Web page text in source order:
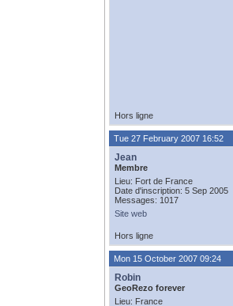
Hors ligne
Tue 27 February 2007 16:52
Jean
Membre
Lieu: Fort de France
Date d'inscription: 5 Sep 2005
Messages: 1017
Site web
Hors ligne
Mon 15 October 2007 09:24
Robin
GeoRezo forever
Lieu: France